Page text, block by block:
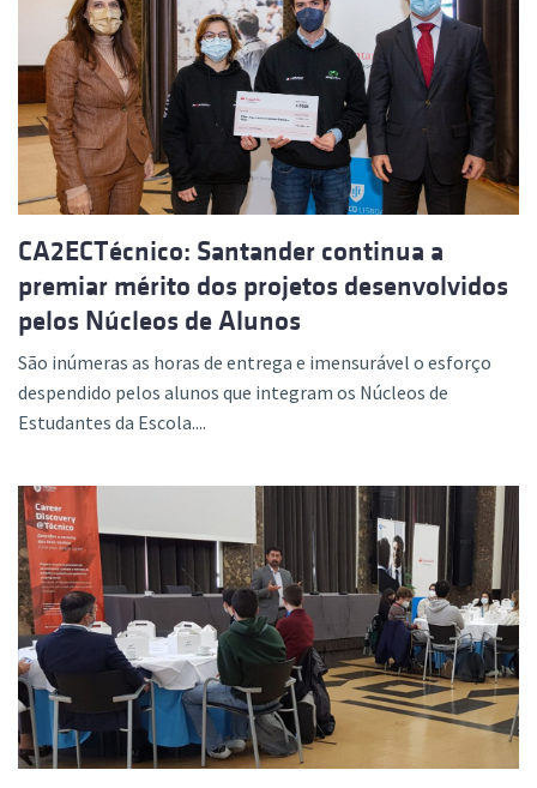
CA2ECTécnico: Santander continua a
premiar mérito dos projetos desenvolvidos
pelos Núcleos de Alunos
São inúmeras as horas de entrega e imensurável o esforço
despendido pelos alunos que integram os Núcleos de
Estudantes da Escola....